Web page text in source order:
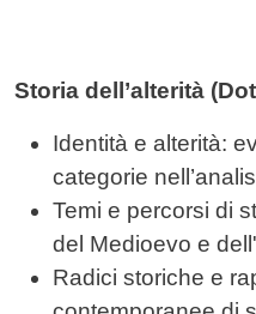
Storia dell’alterità
Identità e alterità:
categorie
Temi e percorsi di
del Medioevo e
Radici storiche e